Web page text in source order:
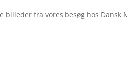
billeder fra vores besøg hos Dansk